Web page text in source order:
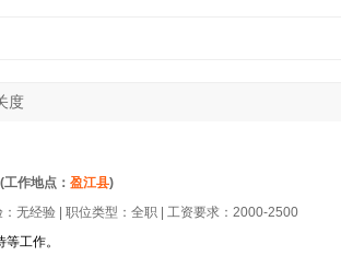
度
(工作地点： 盈江县)
无经验 | 职位类型： 全职 | 工资要求： 2000-2500
工作。